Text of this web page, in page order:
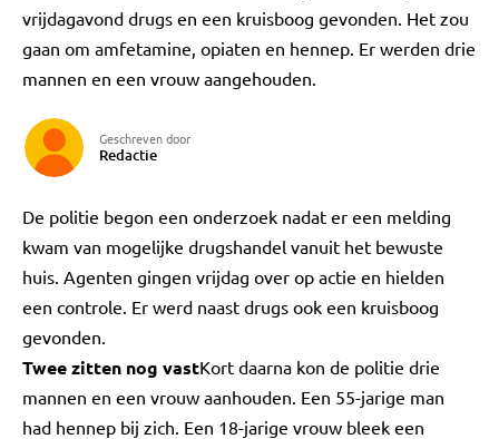
vrijdagavond drugs en een kruisboog gevonden. Het zou
gaan om amfetamine, opiaten en hennep. Er werden drie
mannen en een vrouw aangehouden.
Geschreven door
Redactie
De politie begon een onderzoek nadat er een melding
kwam van mogelijke drugshandel vanuit het bewuste
huis. Agenten gingen vrijdag over op actie en hielden
een controle. Er werd naast drugs ook een kruisboog
gevonden.
Twee zitten nog vastKort daarna kon de politie drie
mannen en een vrouw aanhouden. Een 55-jarige man
had hennep bij zich. Een 18-jarige vrouw bleek een